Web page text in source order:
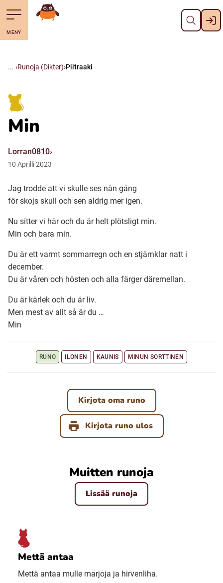
Till navigering av sidans innehåll
Till övergripande innehåll för webbplatsen Pane kiini
Suomi (Finska)
Julevsámegiella (Lulesamiska)
Åarjelsaemiengïele (Sydsamiska)
Davvisámegiella (Nordsamiska)
Bidumsámegiella (Pitesamiska)
Ubmejesámiengiälla (Umesamiska)
Kaale (Romska)
Arli (Romska)
Lovari (Romska)
MENY
Mene starttisivule
Runoja (Dikter) Piitraaki
Min
Lorran0810
10 Aprilli2023
Jag trodde att vi skulle ses nån gång
för skojs skull och sen aldrig mer igen.
Nu sitter vi här och du är helt plötsligt min.
Min och bara min.
Du är ett varmt sommarregn och en stjärnklar natt i
december.
Du är våren och hösten och alla färger däremellan.
Du är kärlek och du är liv.
Men mest av allt så är du …
Min
RUNO ILONEN KAUNIS MINUN SORTTINEN
Kirjota oma runo
Kirjota runo ulos
Muitten runoja
Lissää runoja
Mettä antaa
Mettä antaa mulle marjoja ja hirvenliha.